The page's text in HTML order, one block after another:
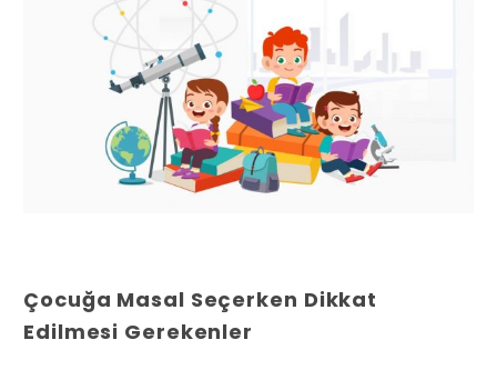
Çocuğa Masal Seçerken Dikkat
Edilmesi Gerekenler